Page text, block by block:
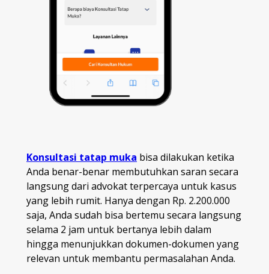
Konsultasi tatap muka bisa dilakukan ketika
Anda benar-benar membutuhkan saran secara
langsung dari advokat terpercaya untuk kasus
yang lebih rumit. Hanya dengan Rp. 2.200.000
saja, Anda sudah bisa bertemu secara langsung
selama 2 jam untuk bertanya lebih dalam
hingga menunjukkan dokumen-dokumen yang
relevan untuk membantu permasalahan Anda.